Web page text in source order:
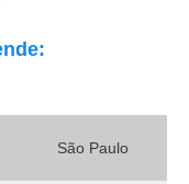
São Paulo